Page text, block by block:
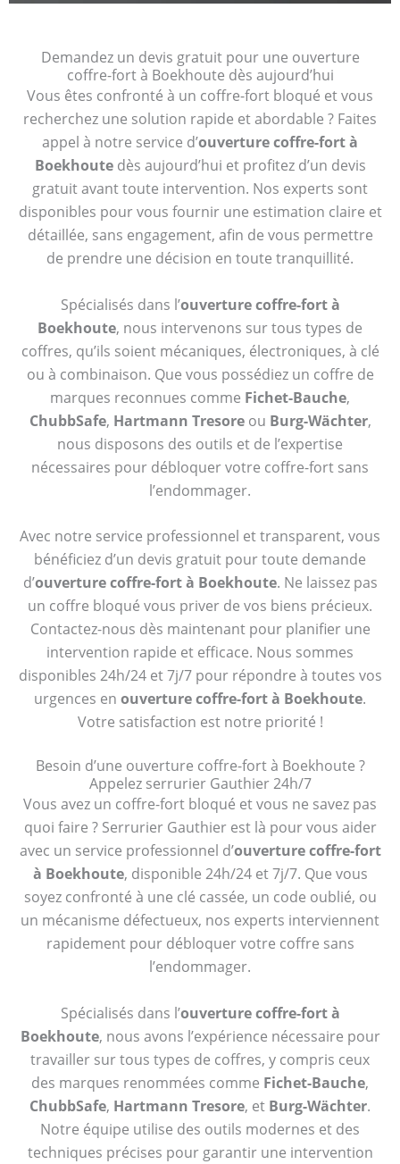
Demandez un devis gratuit pour une ouverture
coffre-fort à Boekhoute dès aujourd’hui
Vous êtes confronté à un coffre-fort bloqué et vous
recherchez une solution rapide et abordable ? Faites
appel à notre service d’ouverture coffre-fort à
Boekhoutedès aujourd’hui et profitez d’un devis
gratuit avant toute intervention. Nos experts sont
disponibles pour vous fournir une estimation claire et
détaillée, sans engagement, afin de vous permettre
de prendre une décision en toute tranquillité.
Spécialisés dans l’ouverture coffre-fort à
Boekhoute, nous intervenons sur tous types de
coffres, qu’ils soient mécaniques, électroniques, à clé
ou à combinaison. Que vous possédiez un coffre de
marques reconnues comme Fichet-Bauche,
ChubbSafe, Hartmann Tresoreou Burg-Wächter,
nous disposons des outils et de l’expertise
nécessaires pour débloquer votre coffre-fort sans
l’endommager.
Avec notre service professionnel et transparent, vous
bénéficiez d’un devis gratuit pour toute demande
d’ouverture coffre-fort à Boekhoute. Ne laissez pas
un coffre bloqué vous priver de vos biens précieux.
Contactez-nous dès maintenant pour planifier une
intervention rapide et efficace. Nous sommes
disponibles 24h/24 et 7j/7 pour répondre à toutes vos
urgences en ouverture coffre-fort à Boekhoute.
Votre satisfaction est notre priorité !
Besoin d’une ouverture coffre-fort à Boekhoute ?
Appelez serrurier Gauthier 24h/7
Vous avez un coffre-fort bloqué et vous ne savez pas
quoi faire ? Serrurier Gauthier est là pour vous aider
avec un service professionnel d’ouverture coffre-fort
à Boekhoute, disponible 24h/24 et 7j/7. Que vous
soyez confronté à une clé cassée, un code oublié, ou
un mécanisme défectueux, nos experts interviennent
rapidement pour débloquer votre coffre sans
l’endommager.
Spécialisés dans l’ouverture coffre-fort à
Boekhoute, nous avons l’expérience nécessaire pour
travailler sur tous types de coffres, y compris ceux
des marques renommées comme Fichet-Bauche,
ChubbSafe, Hartmann Tresore, et Burg-Wächter.
Notre équipe utilise des outils modernes et des
techniques précises pour garantir une intervention